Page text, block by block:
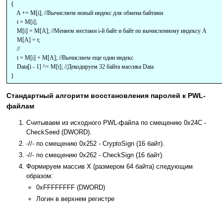
{
A += M[i]; //Вычисляем новый индекс для обмена байтами
t = M[i];
M[i] = M[A]; //Меняем местами i-й байт и байт по вычисленному индексу A
M[A] = t;
//
t = M[i] + M[A]; //Вычисляем еще один индекс
Data[i - 1] ^= M[t]; //Декодируем 32 байта массива Data
}
Стандартный алгоритм восстановления паролей к PWL-
файлам
Считываем из исходного PWL-файла по смещению 0x24C -
CheckSeed (DWORD).
-//- по смещению 0x252 - CryptoSign (16 байт).
-//- по смещению 0x262 - CheckSign (16 байт).
Формируем массив X (размером 64 байта) следующим
образом:
0xFFFFFFFF (DWORD)
Логин в верхнем регистре